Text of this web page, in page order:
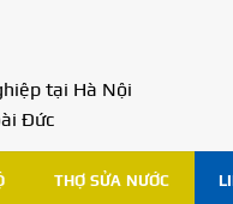
tại Hà Nội
Đức
THỢ SỬA NƯỚC